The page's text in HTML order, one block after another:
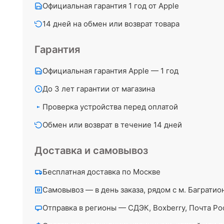
Официальная гарантия 1 год от Apple
14 дней на обмен или возврат товара
Гарантия
Официальная гарантия Apple — 1 год
До 3 лет гарантии от магазина
Проверка устройства перед оплатой
Обмен или возврат в течение 14 дней
Доставка и самовывоз
Бесплатная доставка по Москве
Самовывоз — в день заказа, рядом с м.
Отправка в регионы — СДЭК, Boxberry, Почта